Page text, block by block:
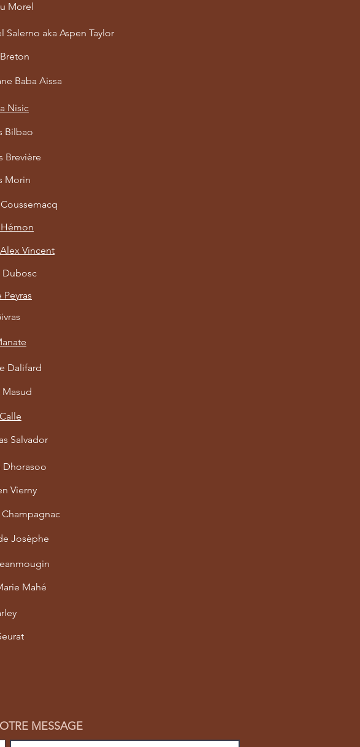
Nisic
Bilbao
Brevière
Morin
Vincent
Dubosc
Peyras
Baba Aissa
Dalifard
Masud
Salvador
Dhorasoo
Vierny
Champagnac
Josèphe
Mahé
Morel
Salerno aka Aspen Taylor
MESSAGE